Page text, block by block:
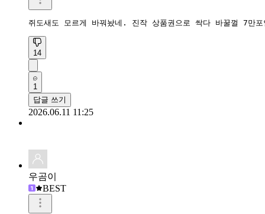
쥐도새도 모르게 바꿔놨네. 진작 상품권으로 싹다 바꿀껄 7만포
14
1
답글 쓰기
2026.06.11 11:25
우곰이
BEST